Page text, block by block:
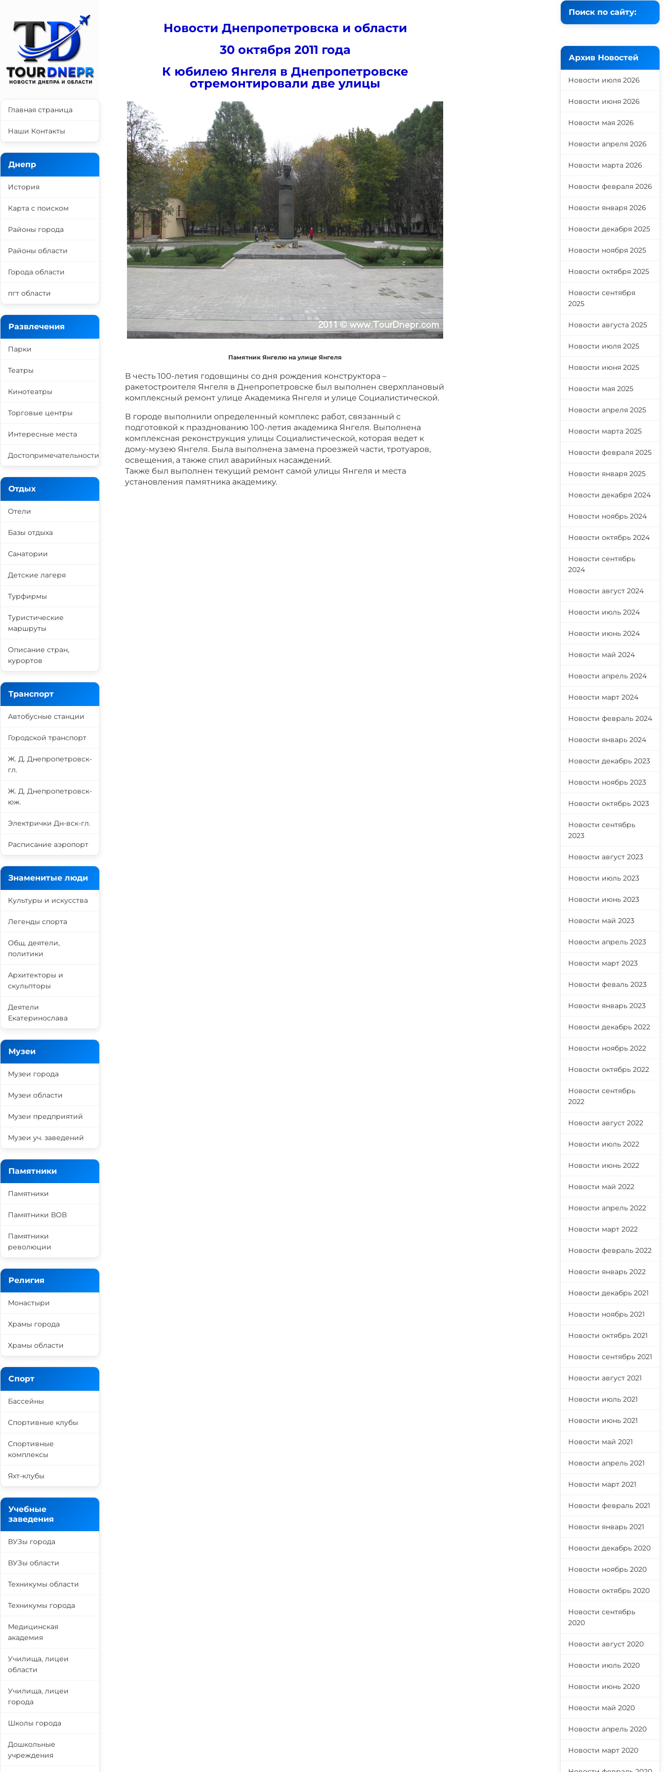
Новости Днепропетровска и области
30 октября 2011 года
К юбилею Янгеля в Днепропетровске
отремонтировали две улицы
Памятник Янгелю на улице Янгеля
В честь 100-летия годовщины со дня рождения конструктора –
ракетостроителя Янгеля в Днепропетровске был выполнен сверхплановый
комплексный ремонт улице Академика Янгеля и улице Социалистической.
В городе выполнили определенный комплекс работ, связанный с
подготовкой к празднованию 100-летия академика Янгеля. Выполнена
комплексная реконструкция улицы Социалистической, которая ведет к
дому-музею Янгеля. Была выполнена замена проезжей части, тротуаров,
освещения, а также спил аварийных насаждений.
Также был выполнен текущий ремонт самой улицы Янгеля и места
установления памятника академику.
Главная страница
Наши Контакты
Днепр
История
Карта с поиском
Районы города
Районы области
Города области
пгт области
Развлечения
Парки
Театры
Кинотеатры
Торговые центры
Интересные места
Достопримечательности
Отдых
Отели
Базы отдыха
Санатории
Детские лагеря
Турфирмы
Туристические
маршруты
Описание стран,
курортов
Транспорт
Автобусные станции
Городской транспорт
Ж. Д. Днепропетровск-
гл.
Ж. Д. Днепропетровск-
юж.
Электрички Дн-вск-гл.
Расписание аэропорт
Знаменитые люди
Культуры и искусства
Легенды спорта
Общ. деятели,
политики
Архитекторы и
скульпторы
Деятели
Екатеринослава
Музеи
Музеи города
Музеи области
Музеи предприятий
Музеи уч. заведений
Памятники
Памятники
Памятники ВОВ
Памятники
революции
Религия
Монастыри
Храмы города
Храмы области
Спорт
Бассейны
Спортивные клубы
Спортивные
комплексы
Яхт-клубы
Учебные
заведения
ВУЗы города
ВУЗы области
Техникумы области
Техникумы города
Медицинская
академия
Училища, лицеи
области
Училища, лицеи
города
Школы города
Дошкольные
учреждения
Поиск по сайту:
Архив Новостей
Новости июля 2026
Новости июня 2026
Новости мая 2026
Новости апреля 2026
Новости марта 2026
Новости февраля 2026
Новости января 2026
Новости декабря 2025
Новости ноября 2025
Новости октября 2025
Новости сентября
2025
Новости августа 2025
Новости июля 2025
Новости июня 2025
Новости мая 2025
Новости апреля 2025
Новости марта 2025
Новости февраля 2025
Новости января 2025
Новости декабря 2024
Новости ноябрь 2024
Новости октябрь 2024
Новости сентябрь
2024
Новости август 2024
Новости июль 2024
Новости июнь 2024
Новости май 2024
Новости апрель 2024
Новости март 2024
Новости февраль 2024
Новости январь 2024
Новости декабрь 2023
Новости ноябрь 2023
Новости октябрь 2023
Новости сентябрь
2023
Новости август 2023
Новости июль 2023
Новости июнь 2023
Новости май 2023
Новости апрель 2023
Новости март 2023
Новости феваль 2023
Новости январь 2023
Новости декабрь 2022
Новости ноябрь 2022
Новости октябрь 2022
Новости сентябрь
2022
Новости август 2022
Новости июль 2022
Новости июнь 2022
Новости май 2022
Новости апрель 2022
Новости март 2022
Новости февраль 2022
Новости январь 2022
Новости декабрь 2021
Новости ноябрь 2021
Новости октябрь 2021
Новости сентябрь 2021
Новости август 2021
Новости июль 2021
Новости июнь 2021
Новости май 2021
Новости апрель 2021
Новости март 2021
Новости февраль 2021
Новости январь 2021
Новости декабрь 2020
Новости ноябрь 2020
Новости октябрь 2020
Новости сентябрь
2020
Новости август 2020
Новости июль 2020
Новости июнь 2020
Новости май 2020
Новости апрель 2020
Новости март 2020